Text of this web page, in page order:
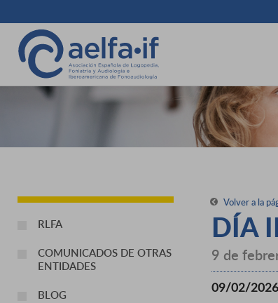
RLFA
COMUNICADOS DE OTRAS
ENTIDADES
BLOG
Volver a la
DÍA
9 de
09/02/2026